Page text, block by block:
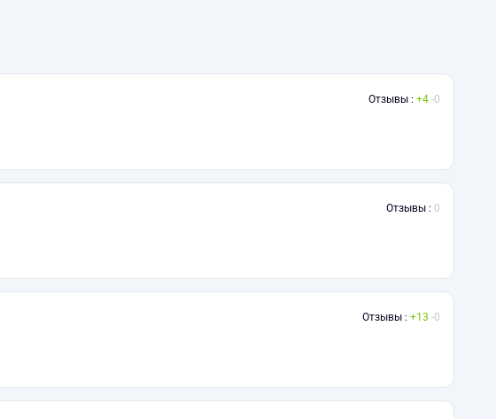
Отзывы : 4 0
Отзывы : 0
Отзывы : 13 0